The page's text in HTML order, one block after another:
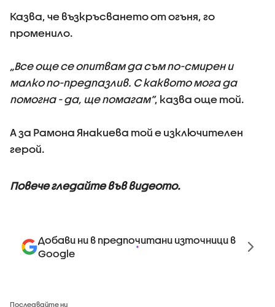
Казва, че възкръсването от огъня, го
променило.
„Все още се опитвам да съм по-смирен и
малко по-предпазлив. С каквото мога да
помогна - да, ще помагам”, казва още той.
А за Рамона Янакиева той е изключителен
герой.
Повече гледайте във видеото.
Добави ни в предпочитани източници в
Google
Последвайте ни